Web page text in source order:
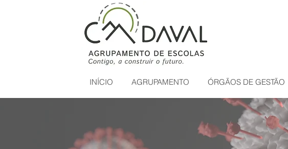
INÍCIO AGRUPAMENTO ÓRGÃOS DE GESTÃO